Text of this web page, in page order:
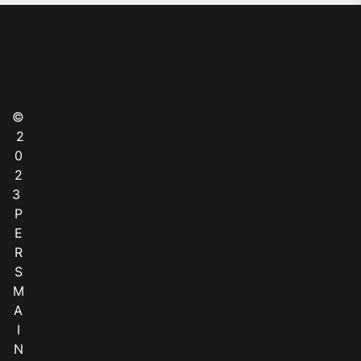
©
2
0
2
3
P
E
R
S
M
A
I
N